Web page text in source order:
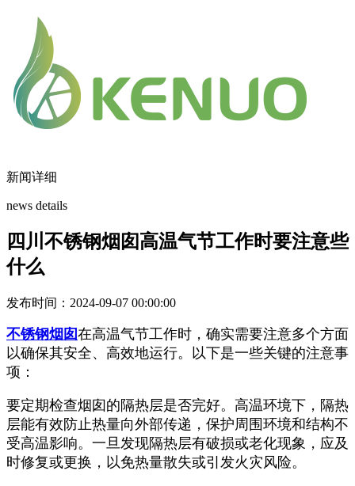
新闻详细
news details
四川不锈钢烟囱高温气节工作时要注意些
什么
发布时间：2024-09-07 00:00:00
不锈钢烟囱在高温气节工作时，确实需要注意多个方面
以确保其安全、高效地运行。以下是一些关键的注意事
项：
要定期检查烟囱的隔热层是否完好。高温环境下，隔热
层能有效防止热量向外部传递，保护周围环境和结构不
受高温影响。一旦发现隔热层有破损或老化现象，应及
时修复或更换，以免热量散失或引发火灾风险。